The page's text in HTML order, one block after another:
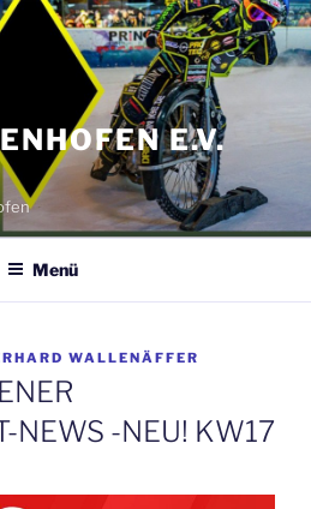
E.V.
Menü
WALLENÄFFER
NEWS -NEU! KW17